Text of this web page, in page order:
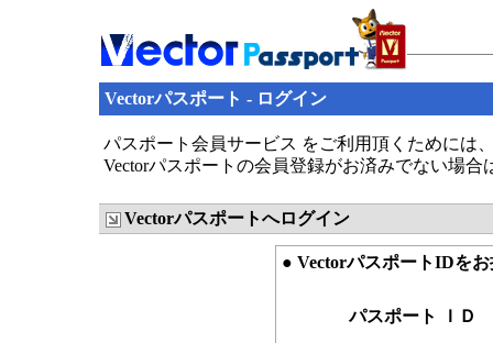
Vectorパスポート - ログイン
パスポート会員サービス をご利用頂くためには
Vectorパスポートの会員登録がお済みでない場
Vectorパスポートへログイン
● VectorパスポートIDを
パスポート ＩＤ